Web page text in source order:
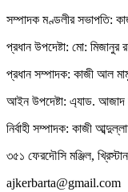
সম্পাদক মণ্ডলীর সভাপতি:
প্রধান উপদেষ্টা: মো: মিজানুর
প্রধান সম্পাদক: কাজী আল
আইন উপদেষ্টা: এ্যাড. আজাদ
নির্বাহী সম্পাদক: কাজী
৩৫১ ফেরদৌসি মঞ্জিল,
ajkerbarta@gmail.com